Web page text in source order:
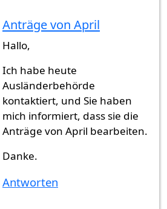
Anträge von April
Hallo,
Ich habe heute
Ausländerbehörde
kontaktiert, und Sie haben
mich informiert, dass sie die
Anträge von April bearbeiten.
Danke.
Antworten